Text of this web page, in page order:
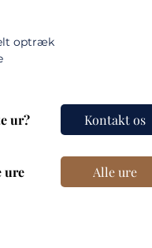
optræk
ur? Kontakt os
ure Alle ure